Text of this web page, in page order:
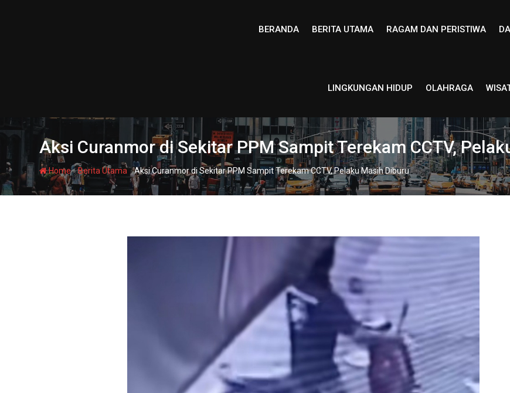
BERANDA BERITA UTAMA RAGAM DAN PERISTIWA
LINGKUNGAN HIDUP OLAHRAGA
Aksi Curanmor di Sekitar PPM Sampit Terekam CCTV,
Home-Berita Utama-Aksi Curanmor di Sekitar PPM Sampit Terekam CCTV, Pelaku Masih Diburu